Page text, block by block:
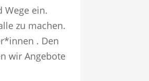
Wege ein.
zu machen.
. Den
wir Angebote